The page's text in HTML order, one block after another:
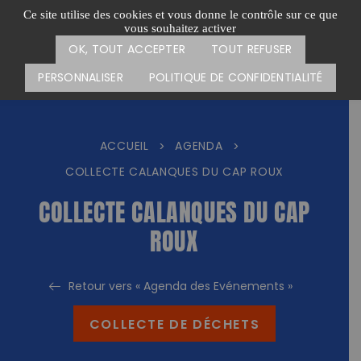
Ce site utilise des cookies et vous donne le contrôle sur ce que
vous souhaitez activer
OK, TOUT ACCEPTER
TOUT REFUSER
PERSONNALISER
POLITIQUE DE CONFIDENTIALITÉ
Passer
Menu
CARTE DES ACTIONS FAIRE UN DON
ACCUEIL > AGENDA
>
COLLECTE CALANQUES DU CAP ROUX
COLLECTE CALANQUES DU CAP
ROUX
Retour vers « Agenda des Evénements »
COLLECTE DE DÉCHETS